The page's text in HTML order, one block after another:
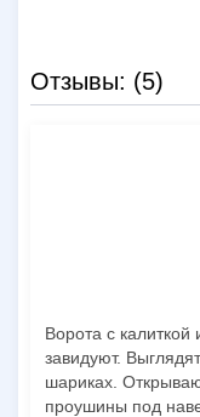
Отзывы: (5)
Ворота с
завидуют.
шариках.
проушины под